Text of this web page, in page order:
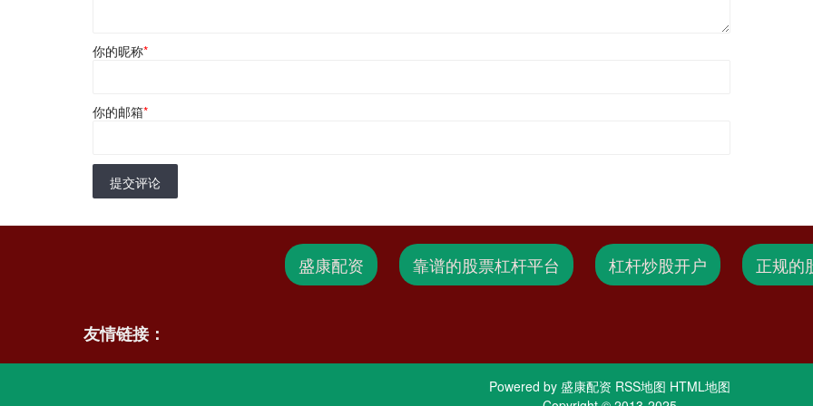
你的昵称*
你的邮箱*
提交评论
盛康配资 靠谱的股票杠杆平台 杠杆炒股开户 正规的
友情链接：
Powered by 盛康配资 RSS地图 HTML地图